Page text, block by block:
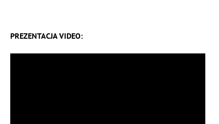
PREZENTACJA VIDEO: